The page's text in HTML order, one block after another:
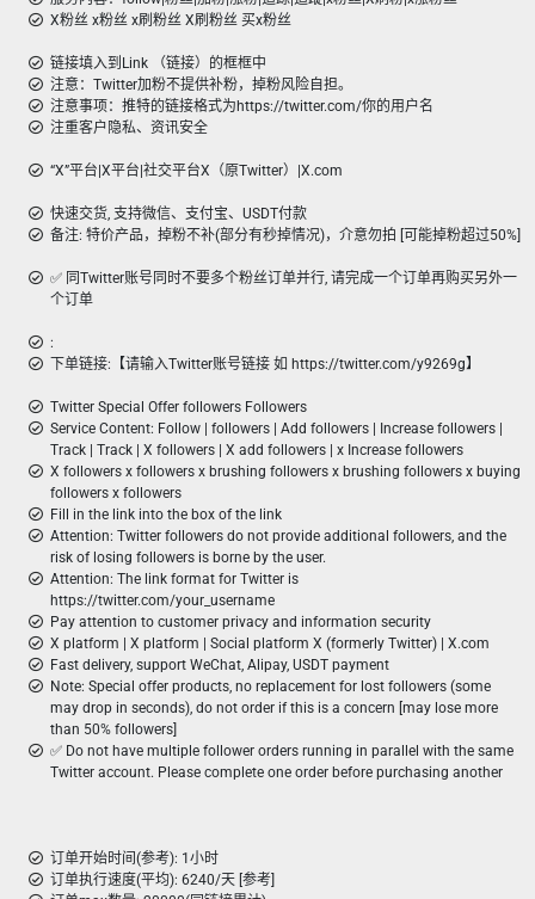
X粉丝 x粉丝 x刷粉丝 X刷粉丝 买x粉丝
链接填入到Link （链接）的框框中
注意：Twitter加粉不提供补粉，掉粉风险自担。
注意事项：推特的链接格式为https://twitter.com/你的用户名
注重客户隐私、资讯安全
“X”平台|X平台|社交平台X（原Twitter）|X.com
快速交货, 支持微信、支付宝、USDT付款
备注: 特价产品，掉粉不补(部分有秒掉情况)，介意勿拍 [可能掉粉超过50%]
✅ 同Twitter账号同时不要多个粉丝订单并行, 请完成一个订单再购买另外一
个订单
:
下单链接:【请输入Twitter账号链接 如 https://twitter.com/y9269g】
Twitter Special Offer followers Followers
Service Content: Follow | followers | Add followers | Increase followers |
Track | Track | X followers | X add followers | x Increase followers
X followers x followers x brushing followers x brushing followers x buying
followers x followers
Fill in the link into the box of the link
Attention: Twitter followers do not provide additional followers, and the
risk of losing followers is borne by the user.
Attention: The link format for Twitter is
https://twitter.com/your_username
Pay attention to customer privacy and information security
X platform | X platform | Social platform X (formerly Twitter) | X.com
Fast delivery, support WeChat, Alipay, USDT payment
Note: Special offer products, no replacement for lost followers (some
may drop in seconds), do not order if this is a concern [may lose more
than 50% followers]
✅ Do not have multiple follower orders running in parallel with the same
Twitter account. Please complete one order before purchasing another
订单开始时间(参考): 1小时
订单执行速度(平均): 6240/天 [参考]